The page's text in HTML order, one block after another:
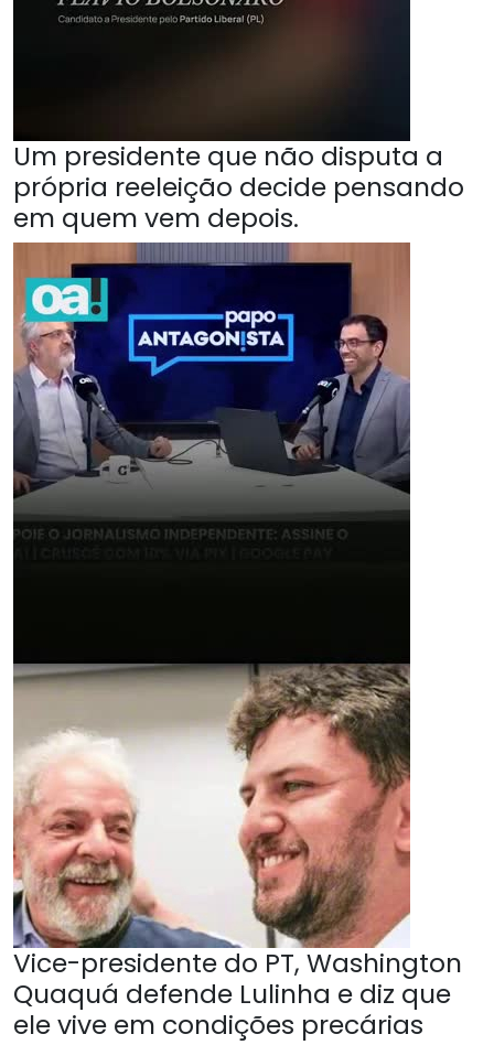
Um presidente que não disputa a
própria reeleição decide pensando
em quem vem depois.
Vice-presidente do PT, Washington
Quaquá defende Lulinha e diz que
ele vive em condições precárias